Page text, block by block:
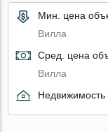
Мин. цена
Вилла
Сред. цена
Вилла
Недвижимость